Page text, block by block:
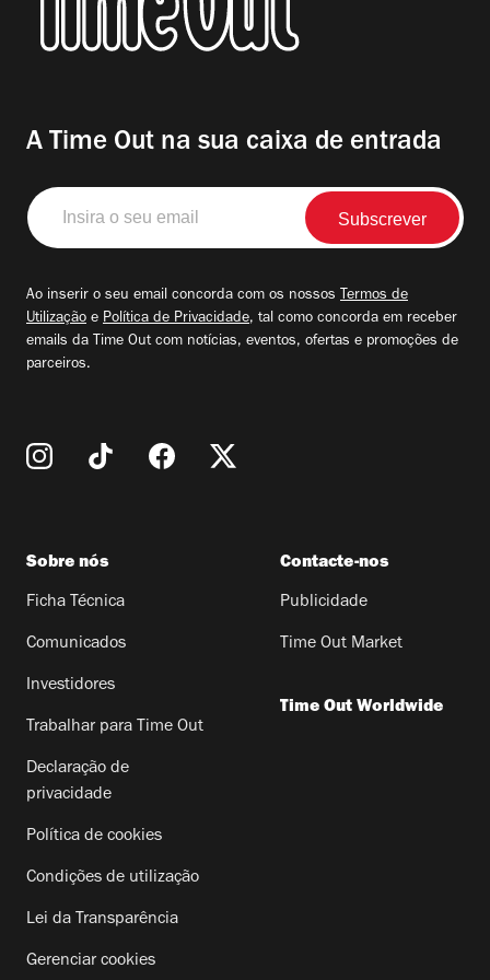
A Time Out na sua caixa de entrada
Insira
o
seu
Ao inserir o seu email concorda com os nossos Termos de
Utilização e Política de Privacidade, tal como concorda em receber
emails da Time Out com notícias, eventos, ofertas e promoções de
parceiros.
Sobre nós
Ficha Técnica
Comunicados
Investidores
Trabalhar para Time Out
Declaração de
privacidade
Política de cookies
Condições de utilização
Lei da Transparência
Gerenciar cookies
Contacte-nos
Publicidade
Time Out Market
Time Out Worldwide